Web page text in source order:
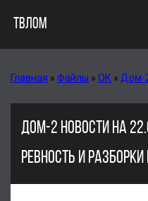
ТВЛОМ
Главная » Файлы » ОК » Дом-
ДОМ-2 НОВОСТИ НА
РЕВНОСТЬ И